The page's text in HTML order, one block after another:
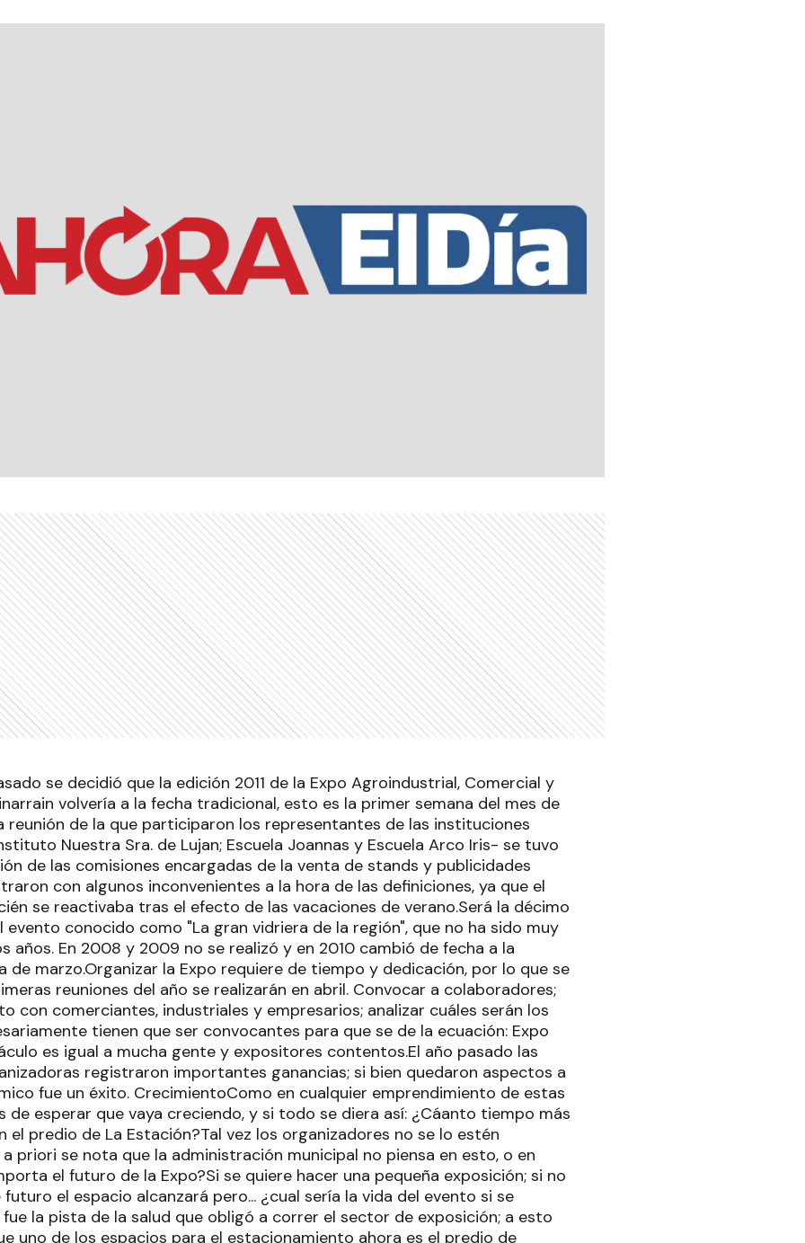
se decidió que la edición 2011 de la Expo Agroindustrial, Comercial y
volvería a la fecha tradicional, esto es la primer semana del mes de
reunión de la que participaron los representantes de las instituciones
Nuestra Sra. de Lujan; Escuela Joannas y Escuela Arco Iris- se tuvo
de las comisiones encargadas de la venta de stands y publicidades
con algunos inconvenientes a la hora de las definiciones, ya que el
se reactivaba tras el efecto de las vacaciones de verano.Será la décimo
conocido como "La gran vidriera de la región", que no ha sido muy
años. En 2008 y 2009 no se realizó y en 2010 cambió de fecha a la
de marzo.Organizar la Expo requiere de tiempo y dedicación, por lo que se
reuniones del año se realizarán en abril. Convocar a colaboradores;
con comerciantes, industriales y empresarios; analizar cuáles serán los
tienen que ser convocantes para que se de la ecuación: Expo
es igual a mucha gente y expositores contentos.El año pasado las
registraron importantes ganancias; si bien quedaron aspectos a
fue un éxito. CrecimientoComo en cualquier emprendimiento de estas
de esperar que vaya creciendo, y si todo se diera así: ¿Cáanto tiempo más
el predio de La Estación?Tal vez los organizadores no se lo estén
priori se nota que la administración municipal no piensa en esto, o en
el futuro de la Expo?Si se quiere hacer una pequeña exposición; si no
el espacio alcanzará pero... ¿cual sería la vida del evento si se
la pista de la salud que obligó a correr el sector de exposición; a esto
uno de los espacios para el estacionamiento ahora es el predio de